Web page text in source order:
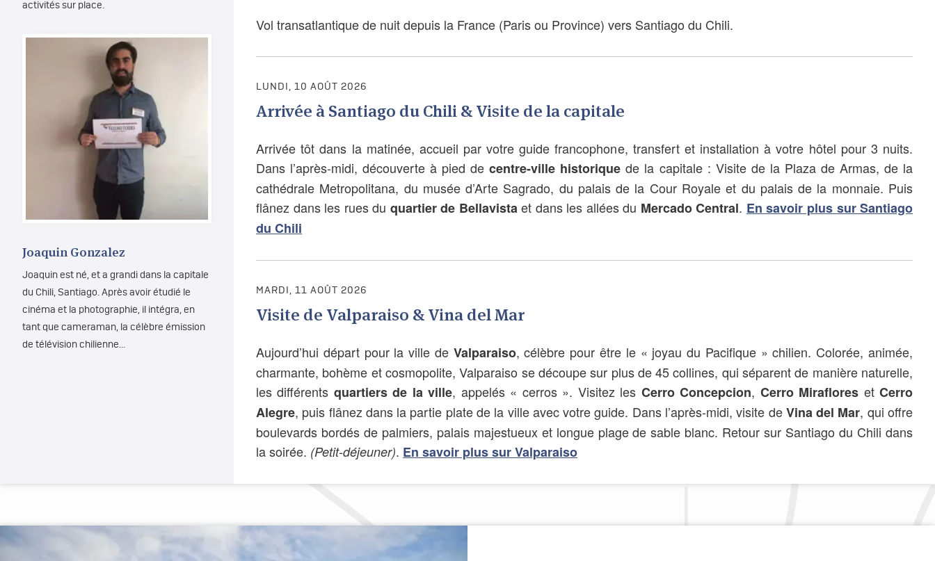
Vol transatlantique de nuit depuis la France (Paris ou Province) vers Santiago du Chili.
LUNDI, 10 AOÛT 2026
Arrivée à Santiago du Chili & Visite de la capitale
Arrivée tôt dans la matinée, accueil par votre guide francophone, transfert et installation à votre hôtel pour 3 nuits.
Dans l’après-midi, découverte à pied decentre-ville historique de la capitale : Visite de la Plaza de Armas, de la
cathédrale Metropolitana, du musée d’Arte Sagrado, du palais de la Cour Royale et du palais de la monnaie. Puis
flânez dans les rues du quartier de Bellavista et dans les allées du Mercado Central. En savoir plus sur Santiago
du Chili
MARDI, 11 AOÛT 2026
Visite de Valparaiso & Vina del Mar
Aujourd’hui départ pour la ville de Valparaiso, célèbre pour être le « joyau du Pacifique » chilien. Colorée, animée,
charmante, bohème et cosmopolite, Valparaiso se découpe sur plus de 45 collines, qui séparent de manière naturelle,
les différents quartiers de la ville, appelés « cerros ». Visitez les Cerro Concepcion, Cerro Miraflores etCerro
Alegre, puis flânez dans la partie plate de la ville avec votre guide. Dans l’après-midi, visite deVina del Mar, qui offre
boulevards bordés de palmiers, palais majestueux et longue plage de sable blanc. Retour sur Santiago du Chili dans
la soirée. (Petit-déjeuner). En savoir plus sur Valparaiso
activités sur place.
Joaquin Gonzalez
Joaquin est né, et a grandi dans la capitale
du Chili, Santiago. Après avoir étudié le
cinéma et la photographie, il intégra, en
tant que cameraman, la célèbre émission
de télévision chilienne…